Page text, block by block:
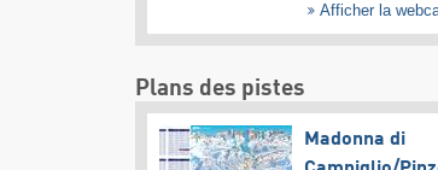
Afficher la
Plans des pistes
Madonna di